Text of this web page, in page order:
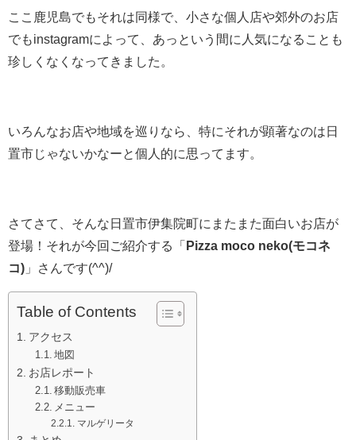
ここ鹿児島でもそれは同様で、小さな個人店や郊外のお店
でもinstagramによって、あっという間に人気になることも
珍しくなくなってきました。
いろんなお店や地域を巡りなら、特にそれが顕著なのは日
置市じゃないかなーと個人的に思ってます。
さてさて、そんな日置市伊集院町にまたまた面白いお店が
登場！それが今回ご紹介する「Pizza moco neko(モコネ
コ) 」さんです(^^)/
Table of Contents
アクセス
地図
お店レポート
移動販売車
メニュー
マルゲリータ